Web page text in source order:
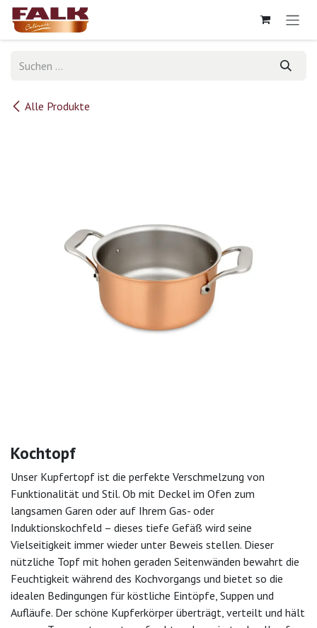
Zum Inhalt springen
Alle Produkte
Kochtopf
Unser Kupfertopf ist die perfekte Verschmelzung von
Funktionalität und Stil. Ob mit Deckel im Ofen zum
langsamen Garen oder auf Ihrem Gas- oder
Induktionskochfeld – dieses tiefe Gefäß wird seine
Vielseitigkeit immer wieder unter Beweis stellen. Dieser
nützliche Topf mit hohen geraden Seitenwänden bewahrt die
Feuchtigkeit während des Kochvorgangs und bietet so die
idealen Bedingungen für köstliche Eintöpfe, Suppen und
Aufläufe. Der schöne Kupferkörper überträgt, verteilt und hält